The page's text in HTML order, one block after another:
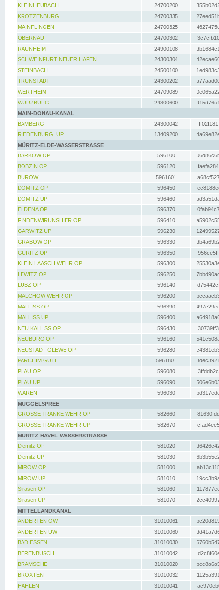
KLEINHEUBACH 24700200
KROTZENBURG
24700335
MAINFLINGEN
24700325
OBERNAU
24700302
RAUNHEIM
24900108
SCHWEINFURT NEUER HAFEN
24300304
STEINBACH
24500100
TRUNSTADT
24300202
WERTHEIM
24709089
WÜRZBURG
24300600
MAIN-DONAU-KANAL
BAMBERG
24300042
RIEDENBURG_UP
13409200
MÜRITZ-ELDE-WASSERSTRASSE
BARKOW OP
596100
BOBZIN OP
596120
BUROW
5961601
DÖMITZ OP
596450
DÖMITZ UP
596460
ELDENA OP
596370
FINDENWIRUNSHIER OP
596410
GARWITZ UP
596230
GRABOW OP
596330
GÜRITZ OP
596350
KLEIN LAASCH WEHR OP
596300
LEWITZ OP
596250
LÜBZ OP
596140
MALCHOW WEHR OP
596200
MALLISS OP
596390
MALLISS UP
596400
NEU KALLISS OP
596430
NEUBURG OP
596160
NEUSTADT GLEWE OP
596280
PARCHIM GÜTE
5961801
PLAU OP
596080
PLAU UP
596090
WAREN
596030
MÜGGELSPREE
GROSSE TRÄNKE WEHR OP
582660
GROSSE TRÄNKE WEHR UP
582670
MÜRITZ-HAVEL-WASSERSTRASSE
Diemitz OP
581020
Diemitz UP
581030
MIROW OP
581000
MIROW UP
581010
Strasen OP
581060
Strasen UP
581070
MITTELLANDKANAL
ANDERTEN OW
31010061
ANDERTEN UW
31010060
BAD ESSEN
31010030
BERENBUSCH
31010042
BRAMSCHE
31010020
BROXTEN
31010032
HAHLEN
31010041